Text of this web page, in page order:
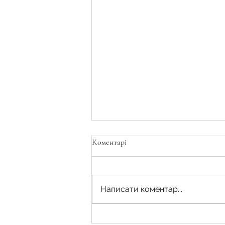
Коментарі
Написати коментар...